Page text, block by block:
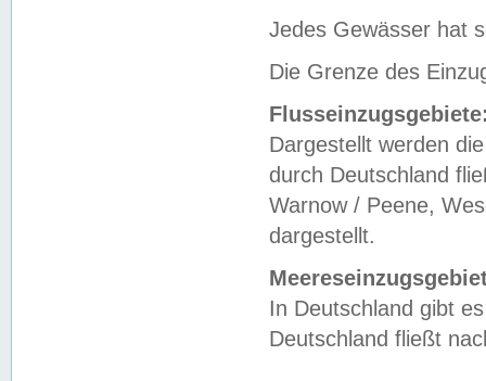
Jedes Gewässer hat
Die Grenze des
Dargestellt werden
durch Deutschland
Warnow / Peene,
dargestellt.
In Deutschland gibt
Deutschland fließt